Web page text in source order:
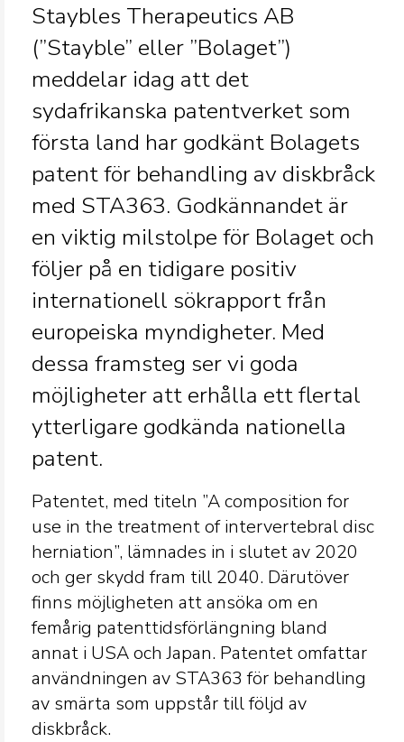
Staybles Therapeutics AB
(”Stayble” eller ”Bolaget”)
meddelar idag att det
sydafrikanska patentverket som
första land har godkänt Bolagets
patent för behandling av diskbråck
med STA363. Godkännandet är
en viktig milstolpe för Bolaget och
följer på en tidigare positiv
internationell sökrapport från
europeiska myndigheter. Med
dessa framsteg ser vi goda
möjligheter att erhålla ett flertal
ytterligare godkända nationella
patent.
Patentet, med titeln ”A composition for
use in the treatment of intervertebral disc
herniation”, lämnades in i slutet av 2020
och ger skydd fram till 2040. Därutöver
finns möjligheten att ansöka om en
femårig patenttidsförlängning bland
annat i USA och Japan. Patentet omfattar
användningen av STA363 för behandling
av smärta som uppstår till följd av
diskbråck.